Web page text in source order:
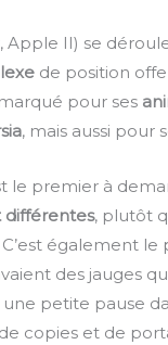
Apple II) se
de position
pour ses
, mais aussi pour
le premier à
, plutôt
également
des jauges
petite pause
copies et de